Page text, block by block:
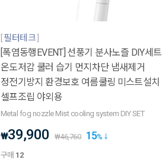
필터테크
[폭염동행EVENT] 선풍기 분사노즐 DIY세트
온도저감 쿨러 습기 먼지차단 냄새제거
정전기방지 환경보호 여름쿨링 미스트설치
셀프조립 야외용
Metal fog nozzle Mist cooling system DIY SET
₩39,900 ₩46,760 15%
구매 12